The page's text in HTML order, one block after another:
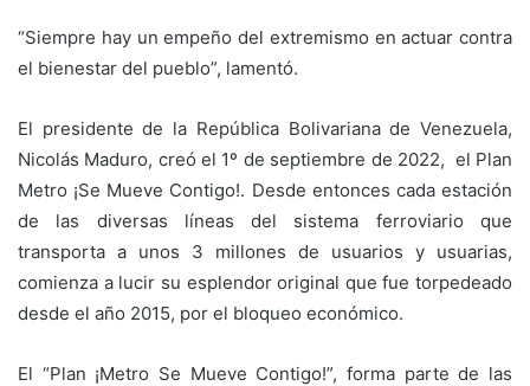
“Siempre hay un empeño del extremismo en actuar contra
el bienestar del pueblo”, lamentó.
El presidente de la República Bolivariana de Venezuela,
Nicolás Maduro, creó el 1º de septiembre de 2022, el Plan
Metro ¡Se Mueve Contigo!. Desde entonces cada estación
de las diversas líneas del sistema ferroviario que
transporta a unos 3 millones de usuarios y usuarias,
comienza a lucir su esplendor original que fue torpedeado
desde el año 2015, por el bloqueo económico.
El “Plan ¡Metro Se Mueve Contigo!”, forma parte de las